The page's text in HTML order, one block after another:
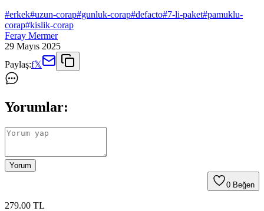
#erkek#uzun-corap#gunluk-corap#defacto#7-li-paket#pamuklu-
corap#kislik-corap
Feray Mermer
29 Mayıs 2025
Paylaş:f𝕏
Yorumlar:
Yorum
0 Beğen
279.00 TL